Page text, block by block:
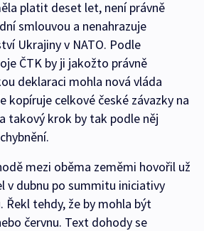
platit deset let, není právně
smlouvou a nenahrazuje
Ukrajiny v NATO. Podle
ČTK by ji jakožto právně
deklaraci mohla nová vláda
kopíruje celkové české závazky na
takový krok by tak podle něj
mezi oběma zeměmi hovořil už
v dubnu po summitu iniciativy
Řekl tehdy, že by mohla být
červnu. Text dohody se